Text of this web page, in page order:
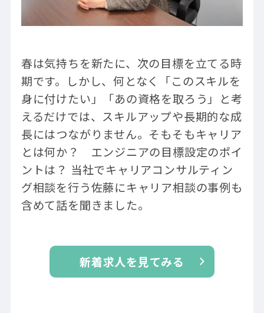
春は気持ちを新たに、次の目標を立てる時
期です。しかし、何となく「このスキルを
身に付けたい」「あの資格を取ろう」と考
えるだけでは、スキルアップや長期的な成
長にはつながりません。そもそもキャリア
とは何か？ エンジニアの目標設定のポイ
ントは？ 当社でキャリアコンサルティン
グ相談を行う佐藤にキャリア相談の事例も
含めて話を聞きました。
新着求人を見てみる